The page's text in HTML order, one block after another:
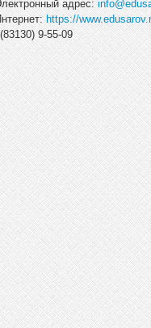
адрес:
https://
9-55-09